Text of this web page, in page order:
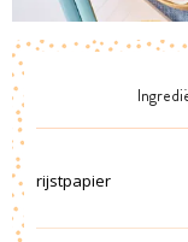
rijstpapier